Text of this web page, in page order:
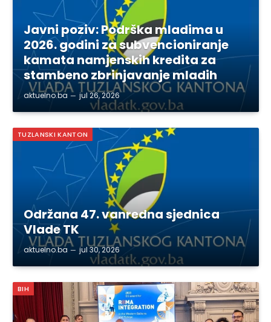
Javni poziv: Podrška mladima u
2026. godini za subvencioniranje
kamata namjenskih kredita za
stambeno zbrinjavanje mladih
aktuelno.ba jul 26, 2026
TUZLANSKI KANTON
Održana 47. vanredna sjednica
Vlade TK
aktuelno.ba jul 30, 2026
BIH